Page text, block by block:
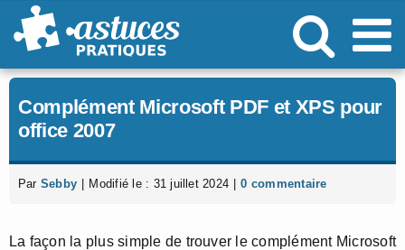
Passer
au
Complément Microsoft PDF et XPS pour
office 2007
Par Sebby Modifié le : 31 juillet 2024 0 commentaire
La façon la plus simple de trouver le complément Microsoft